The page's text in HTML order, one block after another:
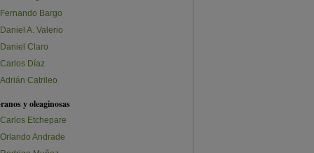
Fernando Bargo
Daniel A. Valerio
Daniel Claro
Carlos Díaz
Adrián Catrileo
y oleaginosas
Carlos Etchepare
Orlando Andrade